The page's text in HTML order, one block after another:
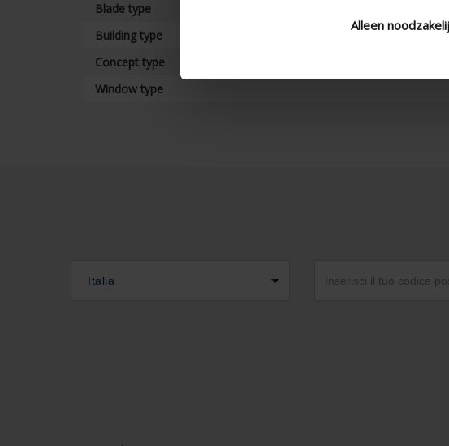
Alleen
Blade type
Building type
Concept type
Window type
Italia